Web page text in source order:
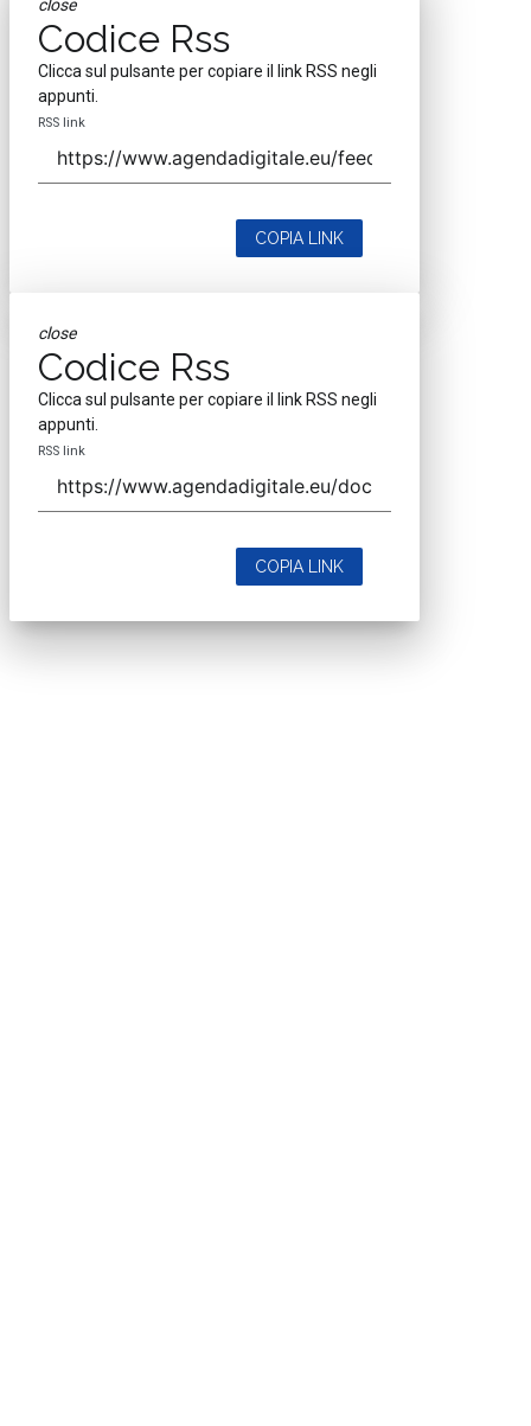
close
Codice Rss
Clicca sul pulsante per copiare il link RSS negli
appunti.
RSS link
COPIA LINK
close
Codice Rss
Clicca sul pulsante per copiare il link RSS negli
appunti.
RSS link
COPIA LINK